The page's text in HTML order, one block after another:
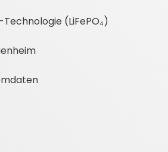
-Technologie (LiFePO₄)